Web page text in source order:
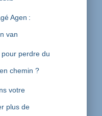
Agen :
van
perdre du
chemin ?
votre
plus de